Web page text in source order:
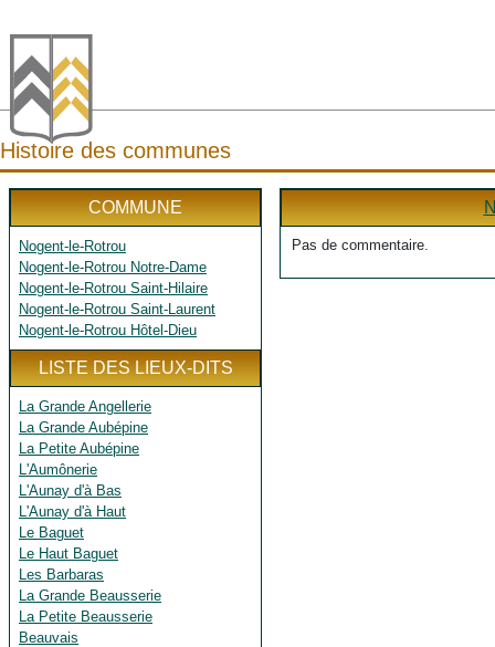
Histoire des communes
COMMUNE
Nogent-le-Rotrou
Nogent-le-Rotrou Notre-Dame
Nogent-le-Rotrou Saint-Hilaire
Nogent-le-Rotrou Saint-Laurent
Nogent-le-Rotrou Hôtel-Dieu
LISTE DES LIEUX-DITS
La Grande Angellerie
La Grande Aubépine
La Petite Aubépine
L'Aumônerie
L'Aunay d'à Bas
L'Aunay d'à Haut
Le Baguet
Le Haut Baguet
Les Barbaras
La Grande Beausserie
La Petite Beausserie
Beauvais
Pas de commentaire.